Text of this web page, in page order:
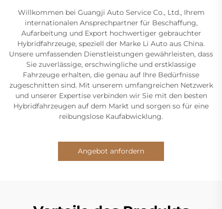
Willkommen bei Guangji Auto Service Co., Ltd., Ihrem
internationalen Ansprechpartner für Beschaffung,
Aufarbeitung und Export hochwertiger gebrauchter
Hybridfahrzeuge, speziell der Marke Li Auto aus China.
Unsere umfassenden Dienstleistungen gewährleisten, dass
Sie zuverlässige, erschwingliche und erstklassige
Fahrzeuge erhalten, die genau auf Ihre Bedürfnisse
zugeschnitten sind. Mit unserem umfangreichen Netzwerk
und unserer Expertise verbinden wir Sie mit den besten
Hybridfahrzeugen auf dem Markt und sorgen so für eine
reibungslose Kaufabwicklung.
Angebot anfordern